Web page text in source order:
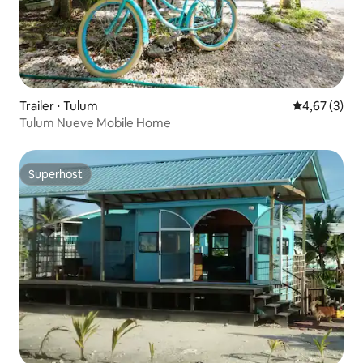
Trailer ⋅ Tulum 4,67 de
4,67 (3)
Tulum Nueve Mobile Home
Superhost
Superhost